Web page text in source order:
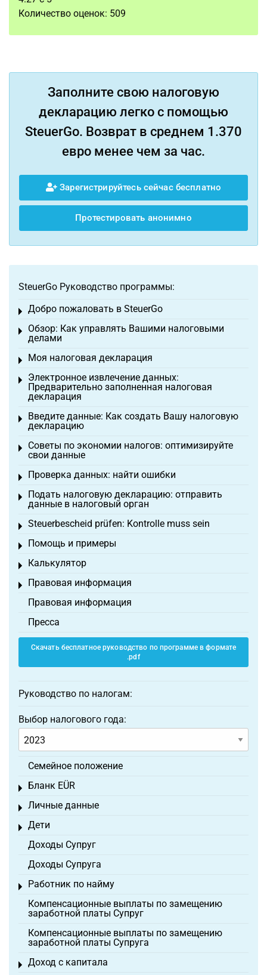
Количество оценок: 509
Заполните свою налоговую
декларацию легко с помощью
SteuerGo. Возврат в среднем 1.370
евро менее чем за час.
Зарегистрируйтесь сейчас бесплатно
Протестировать анонимно
SteuerGo Руководство программы:
Добро пожаловать в SteuerGo
Toggle menu
Обзор: Как управлять Вашими налоговыми
делами
Toggle menu
Моя налоговая декларация
Toggle menu
Электронное извлечение данных:
Предварительно заполненная налоговая
декларация
Toggle menu
Введите данные: Как создать Вашу налоговую
декларацию
Toggle menu
Советы по экономии налогов: оптимизируйте
свои данные
Toggle menu
Проверка данных: найти ошибки
Toggle menu
Подать налоговую декларацию: отправить
данные в налоговый орган
Toggle menu
Steuerbescheid prüfen: Kontrolle muss sein
Toggle menu
Помощь и примеры
Toggle menu
Калькулятор
Toggle menu
Правовая информация
Toggle menu
Правовая информация
Пресса
Скачать бесплатное руководство по программе в формате
.pdf
Руководство по налогам:
Выбор налогового года:
Семейное положение
Бланк EÜR
Toggle menu
Личные данные
Toggle menu
Дети
Toggle menu
Доходы Супруг
Доходы Супруга
Работник по найму
Toggle menu
Компенсационные выплаты по замещению
заработной платы Супруг
Компенсационные выплаты по замещению
заработной платы Супруга
Доход с капитала
Toggle menu